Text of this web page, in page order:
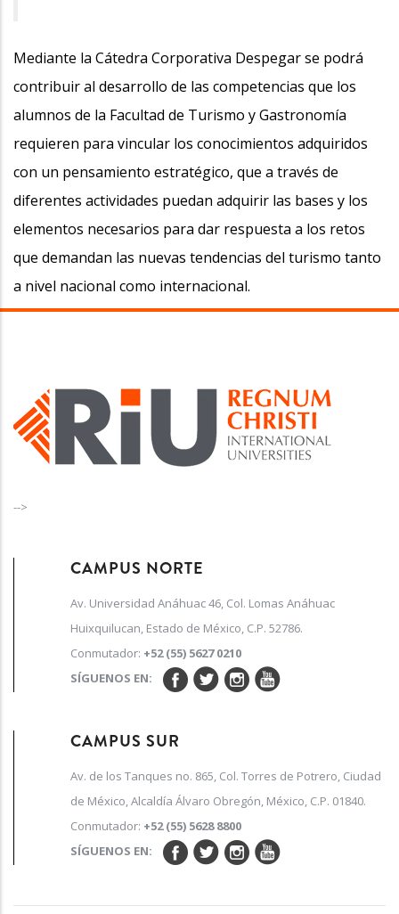
Mediante la Cátedra Corporativa Despegar se podrá
contribuir al desarrollo de las competencias que los
alumnos de la Facultad de Turismo y Gastronomía
requieren para vincular los conocimientos adquiridos
con un pensamiento estratégico, que a través de
diferentes actividades puedan adquirir las bases y los
elementos necesarios para dar respuesta a los retos
que demandan las nuevas tendencias del turismo tanto
a nivel nacional como internacional.
-->
CAMPUS NORTE
Av. Universidad Anáhuac 46, Col. Lomas Anáhuac
Huixquilucan, Estado de México, C.P. 52786.
Conmutador: +52 (55) 5627 0210
SÍGUENOS EN:
CAMPUS SUR
Av. de los Tanques no. 865, Col. Torres de Potrero, Ciudad
de México, Alcaldía Álvaro Obregón, México, C.P. 01840.
Conmutador: +52 (55) 5628 8800
SÍGUENOS EN: